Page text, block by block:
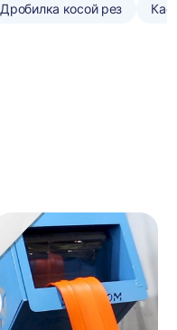
Дробилка косой рез